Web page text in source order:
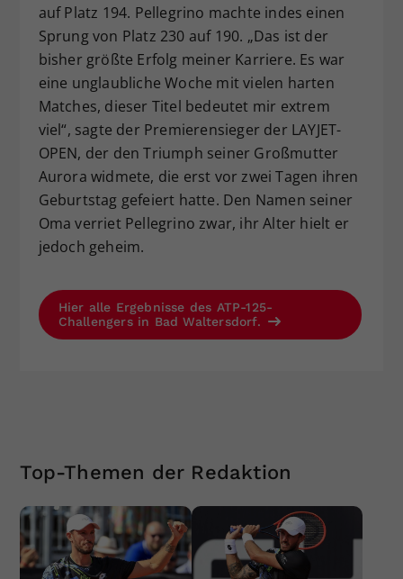
auf Platz 194. Pellegrino machte indes einen
Sprung von Platz 230 auf 190. „Das ist der
bisher größte Erfolg meiner Karriere. Es war
eine unglaubliche Woche mit vielen harten
Matches, dieser Titel bedeutet mir extrem
viel“, sagte der Premierensieger der LAYJET-
OPEN, der den Triumph seiner Großmutter
Aurora widmete, die erst vor zwei Tagen ihren
Geburtstag gefeiert hatte. Den Namen seiner
Oma verriet Pellegrino zwar, ihr Alter hielt er
jedoch geheim.
Hier alle Ergebnisse des ATP-125-
Challengers in Bad Waltersdorf.
Top-Themen der Redaktion